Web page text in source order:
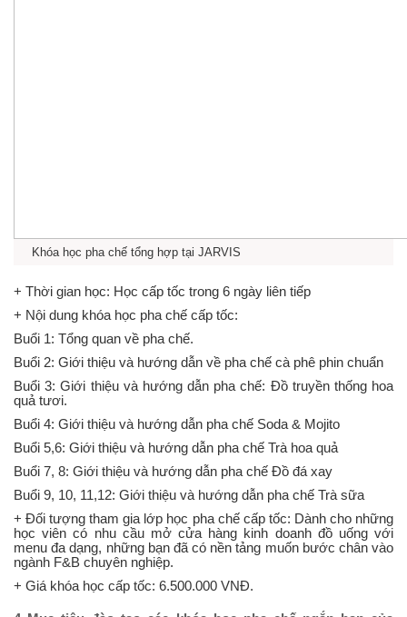
Khóa học pha chế tổng hợp tại JARVIS
+ Thời gian học: Học cấp tốc trong 6 ngày liên tiếp
+ Nội dung khóa học pha chế cấp tốc:
Buổi 1: Tổng quan về pha chế.
Buổi 2: Giới thiệu và hướng dẫn về pha chế cà phê phin chuẩn
Buổi 3: Giới thiệu và hướng dẫn pha chế: Đồ truyền thống hoa
quả tươi.
Buổi 4: Giới thiệu và hướng dẫn pha chế Soda & Mojito
Buổi 5,6: Giới thiệu và hướng dẫn pha chế Trà hoa quả
Buổi 7, 8: Giới thiệu và hướng dẫn pha chế Đồ đá xay
Buổi 9, 10, 11,12: Giới thiệu và hướng dẫn pha chế Trà sữa
+ Đối tượng tham gia lớp học pha chế cấp tốc: Dành cho những
học viên có nhu cầu mở cửa hàng kinh doanh đồ uống với
menu đa dạng, những bạn đã có nền tảng muốn bước chân vào
ngành F&B chuyên nghiệp.
+ Giá khóa học cấp tốc: 6.500.000 VNĐ.